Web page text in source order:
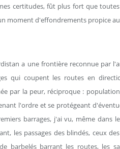
certitudes, fût plus fort que
moment d'effondrements propice
a une frontière reconnue par
qui coupent les routes en
par la peur, réciproque :
l'ordre et se protégeant
barrages, j'ai vu, même dans
les passages des blindés, ceux
barbelés barrant les routes, les